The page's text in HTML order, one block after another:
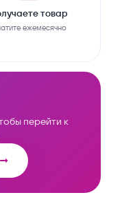
товар
ежемесячно
перейти к